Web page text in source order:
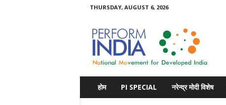
THURSDAY, AUGUST 6, 2026
होम PI SPECIAL नरेन्द्र मोदी विशेष